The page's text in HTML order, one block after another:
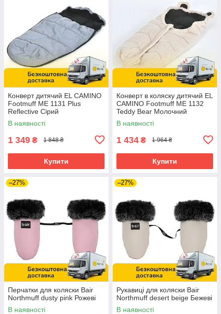
Конверт дитячий EL CAMINO
Footmuff ME 1131 Plus
Reflective Сірий
В наявності
1 349 ₴ 1 848 ₴
Купити
Конверт в коляску дитячий EL
CAMINO Footmuff ME 1132
Teddy Bear Молочний
В наявності
1 434 ₴ 1 964 ₴
Купити
–27%
Перчатки для коляски Bair
Northmuff dusty pink Рожеві
В наявності
–27%
Рукавиці для коляски Bair
Northmuff desert beige Бежеві
В наявності